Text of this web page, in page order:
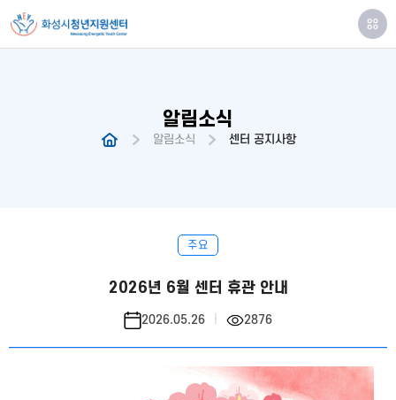
알림소식
알림소식 센터 공지사항
주요
2026년 6월 센터 휴관 안내
2026.05.26 2876